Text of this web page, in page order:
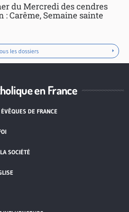
du Mercredi des cendres
: Carême, Semaine sainte
les dossiers
en France
DE FRANCE
SOCIÉTÉ